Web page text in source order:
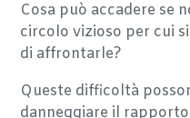
Cosa può accadere se
circolo vizioso per cui
di affrontarle?
Queste difficoltà
danneggiare il